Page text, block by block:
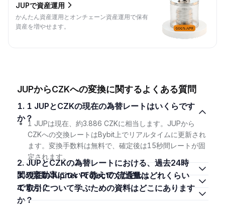
JUPで資産運用
かんたん資産運用とオンチェーン資産運用で保有
資産を増やせます。
JUPからCZKへの変換に関するよくある質問
1. 1 JUPとCZKの現在の為替レートはいくらです
か？
1 JUPは現在、約3.886 CZKに相当します。JUPから
CZKへの交換レートはBybit上でリアルタイムに更新され
ます。変換手数料は無料で、確定後は15秒間レートが固
定されます。
2. JUPとCZKの為替レートにおける、過去24時
間の変動率について教えてください。
3. 現在のJupiter Projectの流通量はどれくらい
ですか？
4. 取引について学ぶための資料はどこにあります
か？